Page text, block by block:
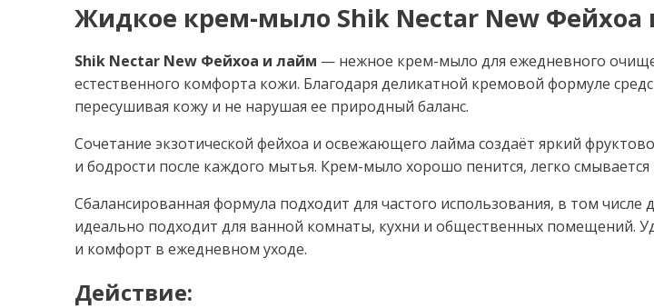
Жидкое крем-мыло Shik Nectar New Фейхоа
Shik Nectar New Фейхоа и лайм — нежное крем-мыло для ежедневного
естественного комфорта кожи. Благодаря деликатной кремовой формуле
пересушивая кожу и не нарушая ее природный баланс.
Сочетание экзотической фейхоа и освежающего лайма создаёт яркий
и бодрости после каждого мытья. Крем-мыло хорошо пенится, легко
Сбалансированная формула подходит для частого использования, в том
идеально подходит для ванной комнаты, кухни и общественных помещений.
и комфорт в ежедневном уходе.
Действие: